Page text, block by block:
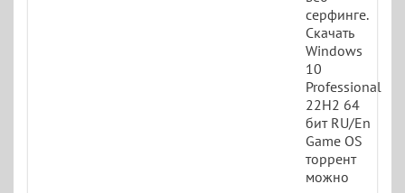
серфинге.
Скачать
Windows
10
Professional
22H2 64
бит RU/En
Game OS
торрент
можно